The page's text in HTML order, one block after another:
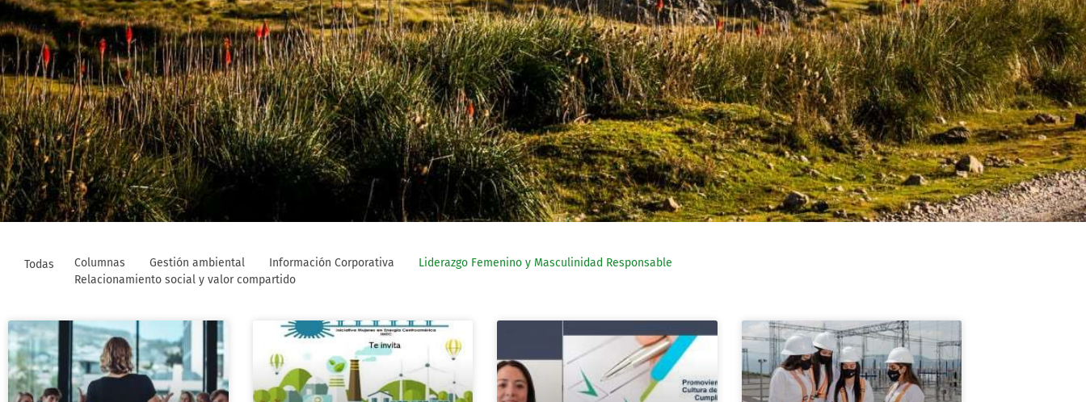
Todas Columnas Gestión ambiental Información Corporativa
Liderazgo Femenino y Masculinidad Responsable
Relacionamiento social y valor compartido